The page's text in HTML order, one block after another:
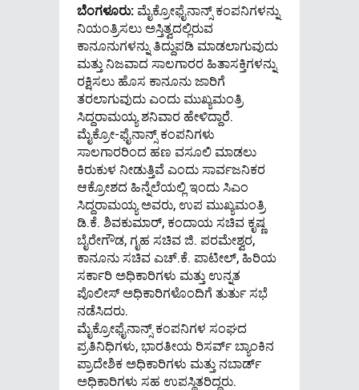
ಬೆಂಗಳೂರು:ಮೈಕ್ರೋಫೈನಾನ್ಸ್ ಕಂಪನಿಗಳನ್ನು
ನಿಯಂತ್ರಿಸಲು ಅಸ್ತಿತ್ವದಲ್ಲಿರುವ
ಕಾನೂನುಗಳನ್ನು ತಿದ್ದುಪಡಿ ಮಾಡಲಾಗುವುದು
ಮತ್ತು ನಿಜವಾದ ಸಾಲಗಾರರ ಹಿತಾಸಕ್ತಿಗಳನ್ನು
ರಕ್ಷಿಸಲು ಹೊಸ ಕಾನೂನು ಜಾರಿಗೆ
ತರಲಾಗುವುದು ಎಂದು ಮುಖ್ಯಮಂತ್ರಿ
ಸಿದ್ದರಾಮಯ್ಯ ಶನಿವಾರ ಹೇಳಿದ್ದಾರೆ.
ಮೈಕ್ರೋ-ಫೈನಾನ್ಸ್ ಕಂಪನಿಗಳು
ಸಾಲಗಾರರಿಂದ ಹಣ ವಸೂಲಿ ಮಾಡಲು
ಕಿರುಕುಳ ನೀಡುತ್ತಿವೆ ಎಂದು ಸಾರ್ವಜನಿಕರ
ಆಕ್ರೋಶದ ಹಿನ್ನೆಲೆಯಲ್ಲಿ ಇಂದು ಸಿಎಂ
ಸಿದ್ದರಾಮಯ್ಯ ಅವರು, ಉಪ ಮುಖ್ಯಮಂತ್ರಿ
ಡಿ.ಕೆ. ಶಿವಕುಮಾರ್, ಕಂದಾಯ ಸಚಿವ ಕೃಷ್ಣ
ಬೈರೇಗೌಡ, ಗೃಹ ಸಚಿವ ಜಿ. ಪರಮೇಶ್ವರ,
ಕಾನೂನು ಸಚಿವ ಎಚ್.ಕೆ. ಪಾಟೀಲ್, ಹಿರಿಯ
ಸರ್ಕಾರಿ ಅಧಿಕಾರಿಗಳು ಮತ್ತು ಉನ್ನತ
ಪೊಲೀಸ್ ಅಧಿಕಾರಿಗಳೊಂದಿಗೆ ತುರ್ತು ಸಭೆ
ನಡೆಸಿದರು.
ಮೈಕ್ರೋಫೈನಾನ್ಸ್ ಕಂಪನಿಗಳ ಸಂಘದ
ಪ್ರತಿನಿಧಿಗಳು, ಭಾರತೀಯ ರಿಸರ್ವ್ ಬ್ಯಾಂಕಿನ
ಪ್ರಾದೇಶಿಕ ಅಧಿಕಾರಿಗಳು ಮತ್ತು ನಬಾರ್ಡ್
ಅಧಿಕಾರಿಗಳು ಸಹ ಉಪಸ್ಥಿತರಿದ್ದರು.